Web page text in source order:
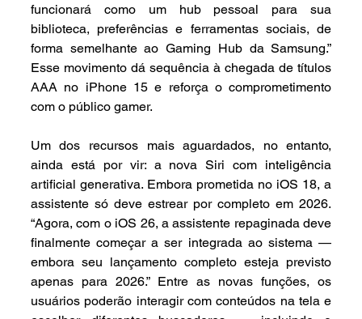
funcionará como um hub pessoal para sua
biblioteca, preferências e ferramentas sociais, de
forma semelhante ao Gaming Hub da Samsung.”
Esse movimento dá sequência à chegada de títulos
AAA no iPhone 15 e reforça o comprometimento
com o público gamer.
Um dos recursos mais aguardados, no entanto,
ainda está por vir: a nova Siri com inteligência
artificial generativa. Embora prometida no iOS 18, a
assistente só deve estrear por completo em 2026.
“Agora, com o iOS 26, a assistente repaginada deve
finalmente começar a ser integrada ao sistema —
embora seu lançamento completo esteja previsto
apenas para 2026.” Entre as novas funções, os
usuários poderão interagir com conteúdos na tela e